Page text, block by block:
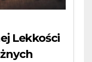
Lekkości